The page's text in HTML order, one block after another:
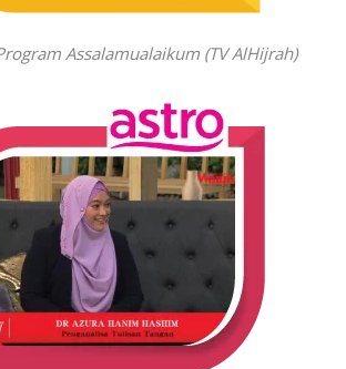
Assalamualaikum (TV AlHijrah)